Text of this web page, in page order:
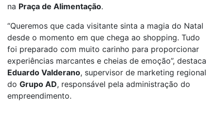
na Praça de Alimentação.
“Queremos que cada visitante sinta a magia do Natal
desde o momento em que chega ao shopping. Tudo
foi preparado com muito carinho para proporcionar
experiências marcantes e cheias de emoção”, destaca
Eduardo Valderano, supervisor de marketing regional
do Grupo AD, responsável pela administração do
empreendimento.